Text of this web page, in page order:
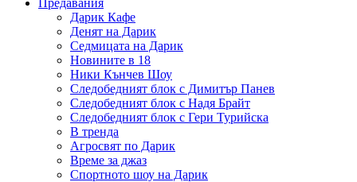
Предавания
Дарик Кафе
Денят на Дарик
Седмицата на Дарик
Новините в 18
Ники Кънчев Шоу
Следобедният блок с Димитър Панев
Следобедният блок с Надя Брайт
Следобедният блок с Гери Турийска
В тренда
Агросвят по Дарик
Време за джаз
Спортното шоу на Дарик